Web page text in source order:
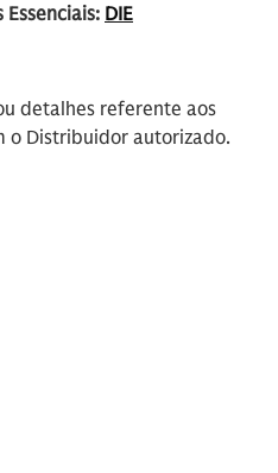
DIE
detalhes referente aos
o Distribuidor autorizado.